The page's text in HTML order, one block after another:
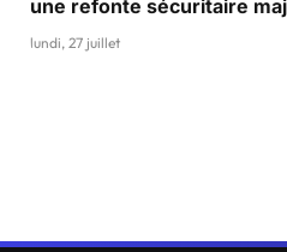
une refonte sécuritaire
lundi, 27 juillet